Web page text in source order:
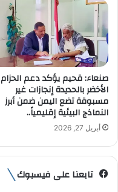
صنعاء: قحيم يؤكد دعم الحزام
الأخضر بالحديدة إنجازات غير
مسبوقة تضع اليمن ضمن أبرز
النماذج البيئية إقليمياً..
أبريل 27, 2026
تابعنا على فيسبوك